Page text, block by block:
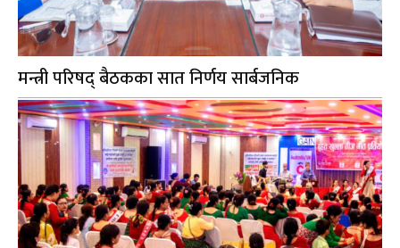
मन्त्री परिषद् बैठकका सात निर्णय सार्बजनिक